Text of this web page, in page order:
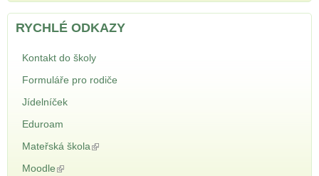
RYCHLÉ ODKAZY
Kontakt do školy
Formuláře pro rodiče
Jídelníček
Eduroam
Mateřská škola (odkaz je externí)
Moodle (odkaz je externí)